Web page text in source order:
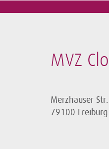
MVZ
Merzhauser
79100